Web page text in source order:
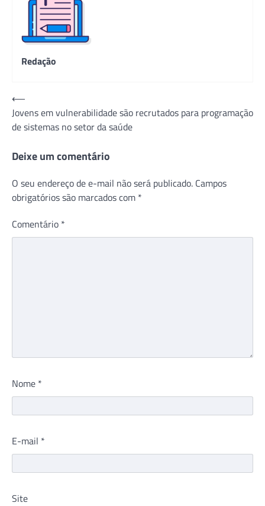
Redação
Navegação
de
Post
⟵
Jovens em vulnerabilidade são recrutados para programação
de sistemas no setor da saúde
Deixe um comentário
O seu endereço de e-mail não será publicado. Campos
obrigatórios são marcados com *
Comentário *
Nome *
E-mail *
Site